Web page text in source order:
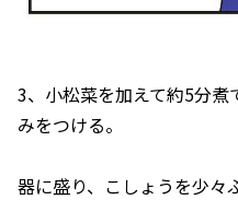
3、小松菜を加えて約5分煮
みをつける。
器に盛り、こしょうを少々